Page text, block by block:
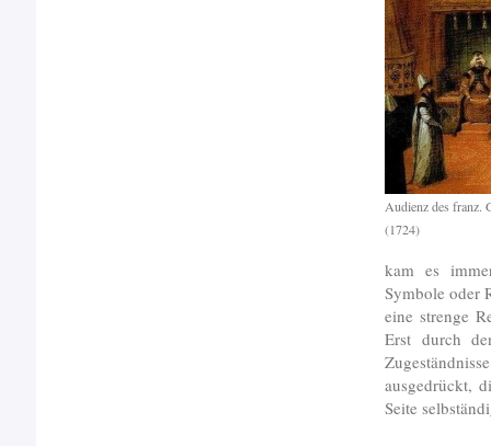
Audienz des franz.
(1724)
kam es
Symbole oder
eine strenge
Erst durch
ausgedrückt,
Seite